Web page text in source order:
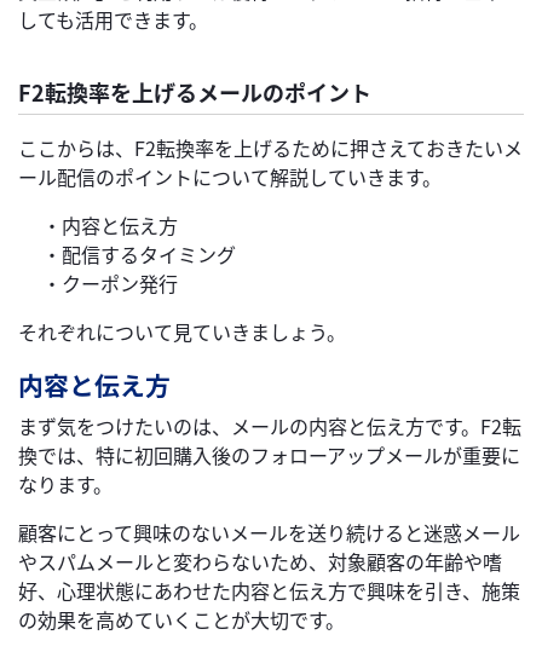
しても活用できます。
F2転換率を上げるメールのポイント
ここからは、F2転換率を上げるために押さえておきたいメ
ール配信のポイントについて解説していきます。
・内容と伝え方
・配信するタイミング
・クーポン発行
それぞれについて見ていきましょう。
内容と伝え方
まず気をつけたいのは、メールの内容と伝え方です。F2転
換では、特に初回購入後のフォローアップメールが重要に
なります。
顧客にとって興味のないメールを送り続けると迷惑メール
やスパムメールと変わらないため、対象顧客の年齢や嗜
好、心理状態にあわせた内容と伝え方で興味を引き、施策
の効果を高めていくことが大切です。